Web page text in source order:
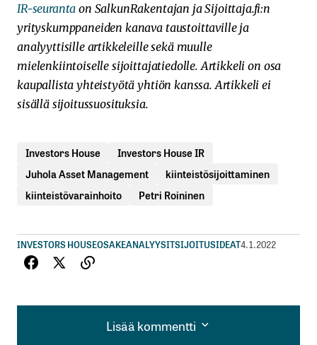
IR-seuranta on SalkunRakentajan ja Sijoittaja.fi:n
yrityskumppaneiden kanava taustoittaville ja
analyyttisille artikkeleille sekä muulle
mielenkiintoiselle sijoittajatiedolle. Artikkeli on osa
kaupallista yhteistyötä yhtiön kanssa. Artikkeli ei
sisällä sijoitussuosituksia.
Investors House
Investors House IR
Juhola Asset Management
kiinteistösijoittaminen
kiinteistövarainhoito
Petri Roininen
INVESTORS HOUSEOSAKEANALYYSITSIJOITUSIDEAT4.1.2022
Lisää kommentti